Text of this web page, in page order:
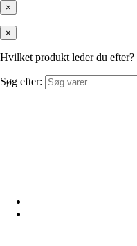
×
×
Hvilket produkt leder du efter?
Søg efter: